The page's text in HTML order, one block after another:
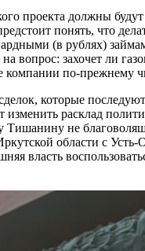
проекта должны
понять, что
(в рублях)
вопрос: захочет ли
компании по-
которые
расклад
не
области с
власть